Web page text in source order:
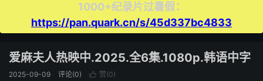
1000+纪录片过暑假：
https://pan.quark.cn/s/45d337bc4833
爱麻夫人热映中.2025.全6集.1080p.韩语中字
2025-09-09 评论(0)  赞(0)